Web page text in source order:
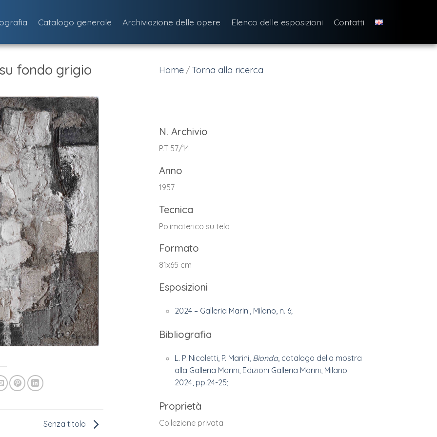
Catalogo generale Archiviazione delle opere Elenco delle esposizioni Contatti
fondo grigio
Senza titolo
Home / Torna alla ricerca
N. Archivio
P.T 57/14
Anno
1957
Tecnica
Polimaterico su tela
Formato
81x65 cm
Esposizioni
2024 – Galleria Marini, Milano, n. 6;
Bibliografia
L. P. Nicoletti, P. Marini, Bionda, catalogo della mostra
alla Galleria Marini, Edizioni Galleria Marini, Milano
2024, pp.24-25;
Proprietà
Collezione privata